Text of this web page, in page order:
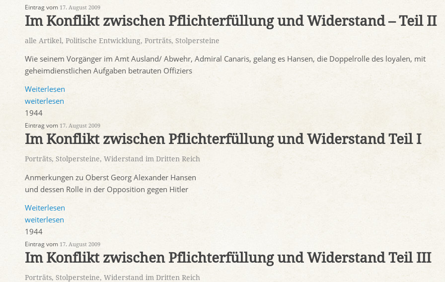
Eintrag vom 17. August 2009
Im Konflikt zwischen Pflichterfüllung und Widerstand – Teil II
alle Artikel, Politische Entwicklung, Porträts, Stolpersteine
Wie seinem Vorgänger im Amt Ausland/ Abwehr, Admiral Canaris, gelang es Hansen, die Doppelrolle des loyalen, mit
geheimdienstlichen Aufgaben betrauten Offiziers
Weiterlesen
weiterlesen
1944
Eintrag vom 17. August 2009
Im Konflikt zwischen Pflichterfüllung und Widerstand Teil I
Porträts, Stolpersteine, Widerstand im Dritten Reich
Anmerkungen zu Oberst Georg Alexander Hansen
und dessen Rolle in der Opposition gegen Hitler
Weiterlesen
weiterlesen
1944
Eintrag vom 17. August 2009
Im Konflikt zwischen Pflichterfüllung und Widerstand Teil III
Porträts, Stolpersteine, Widerstand im Dritten Reich